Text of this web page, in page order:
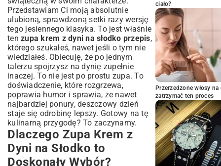
Kluczowe Przyprawy i Sekrety Słodyczy
Przepis Krok po Kroku: Jak Przygotować
Zupę Krem z Dyni na Słodko?
Przygotowanie Dyni i Warzyw
Proces Gotowania i Blendowania
Doprawianie i Uzyskiwanie Idealnej
Konsystencji
Pomysły na Podanie i Wariacje Słodkiej
Zupy Dyniowej
Słodkie Dodatki i Chrupiące Posypki
Nietypowe Połączenia Smakowe
Najczęściej Zadawane Pytania o Zupę
Krem z Dyni na Słodko
Czy Mogę Użyć Mrożonej Dyni?
Jak Długo Można Przechowywać Zupę?
Przedstawiam Ci moją absolutnie
ulubioną, sprawdzoną setki razy wersję
tego jesiennego klasyka. To jest właśnie
ten zupa krem z dyni na słodko przepis,
którego szukałeś, nawet jeśli o tym nie
wiedziałeś. Obiecuję, że po jednym
talerzu spojrzysz na dynię zupełnie
inaczej. To nie jest po prostu zupa. To
doświadczenie, które rozgrzewa,
poprawia humor i sprawia, że nawet
najbardziej ponury, deszczowy dzień
staje się odrobinę lepszy. Gotowy na tę
kulinarną przygodę? To zaczynamy.
Dlaczego Zupa Krem z
Dyni na Słodko to
Doskonały Wybór?
ciało?
Przerzedzone włosy
zatrzymać ten proces